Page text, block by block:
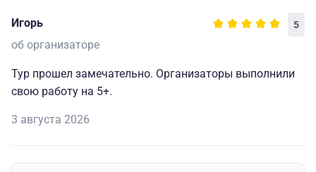
Игорь 5
об организаторе
Тур прошел замечательно. Организаторы выполнили
свою работу на 5+.
3 августа 2026